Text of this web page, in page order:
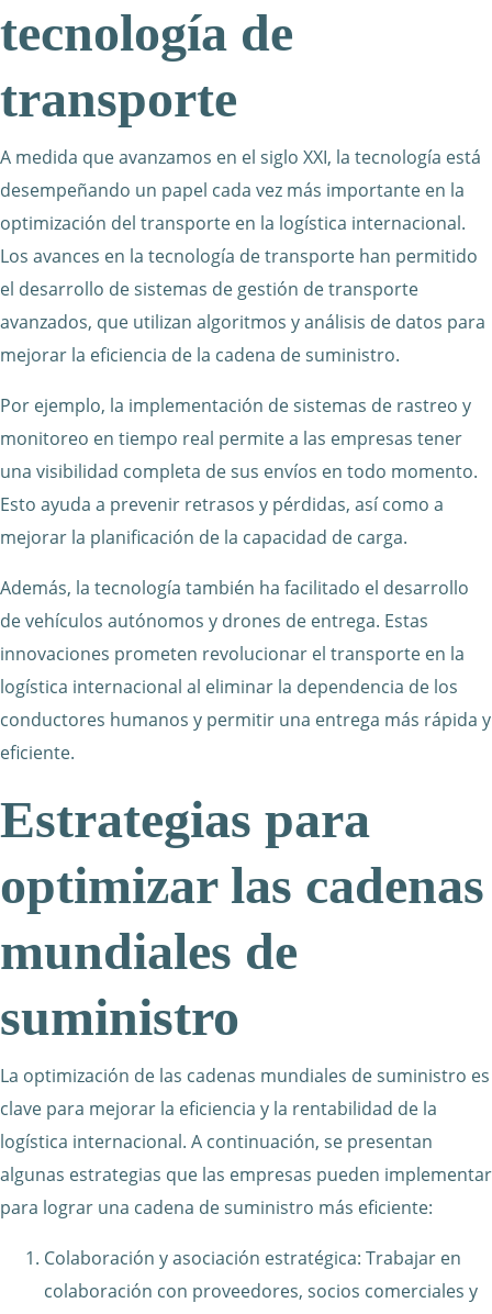
tecnología de
transporte
A medida que avanzamos en el siglo XXI, la tecnología está
desempeñando un papel cada vez más importante en la
optimización del transporte en la logística internacional.
Los avances en la tecnología de transporte han permitido
el desarrollo de sistemas de gestión de transporte
avanzados, que utilizan algoritmos y análisis de datos para
mejorar la eficiencia de la cadena de suministro.
Por ejemplo, la implementación de sistemas de rastreo y
monitoreo en tiempo real permite a las empresas tener
una visibilidad completa de sus envíos en todo momento.
Esto ayuda a prevenir retrasos y pérdidas, así como a
mejorar la planificación de la capacidad de carga.
Además, la tecnología también ha facilitado el desarrollo
de vehículos autónomos y drones de entrega. Estas
innovaciones prometen revolucionar el transporte en la
logística internacional al eliminar la dependencia de los
conductores humanos y permitir una entrega más rápida y
eficiente.
Estrategias para
optimizar las cadenas
mundiales de
suministro
La optimización de las cadenas mundiales de suministro es
clave para mejorar la eficiencia y la rentabilidad de la
logística internacional. A continuación, se presentan
algunas estrategias que las empresas pueden implementar
para lograr una cadena de suministro más eficiente:
Colaboración y asociación estratégica: Trabajar en
colaboración con proveedores, socios comerciales y